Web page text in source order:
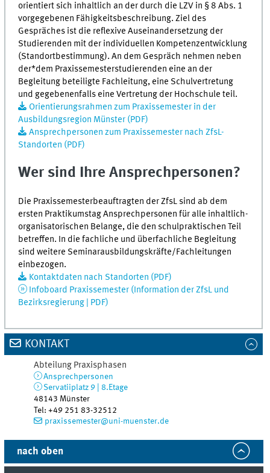
orientiert sich inhaltlich an der durch die LZV in § 8 Abs. 1
vorgegebenen Fähigkeitsbeschreibung. Ziel des
Gespräches ist die reflexive Auseinandersetzung der
Studierenden mit der individuellen Kompetenzentwicklung
(Standortbestimmung). An dem Gespräch nehmen neben
der*dem Praxissemesterstudierenden eine an der
Begleitung beteiligte Fachleitung, eine Schulvertretung
und gegebenenfalls eine Vertretung der Hochschule teil.
Orientierungsrahmen zum Praxissemester in der
Ausbildungsregion Münster (PDF)
Ansprechpersonen zum Praxissemester nach ZfsL-
Standorten (PDF)
Wer sind Ihre Ansprechpersonen?
Die Praxissemesterbeauftragten derZfsL sind ab dem
ersten Praktikumstag Ansprechpersonen für alle inhaltlich-
organisatorischen Belange, die den schulpraktischen Teil
betreffen. In die fachliche und überfachliche Begleitung
sind weitere Seminarausbildungskräfte/Fachleitungen
einbezogen.
Kontaktdaten nach Standorten (PDF)
Infoboard Praxissemester (Information der ZfsL und
Bezirksregierung | PDF)
KONTAKT
Abteilung Praxisphasen
Ansprechpersonen
Servatiiplatz 9 | 8.Etage
48143 Münster
Tel:+49 251 83-32512
praxissemester@uni-muenster.de
nach oben